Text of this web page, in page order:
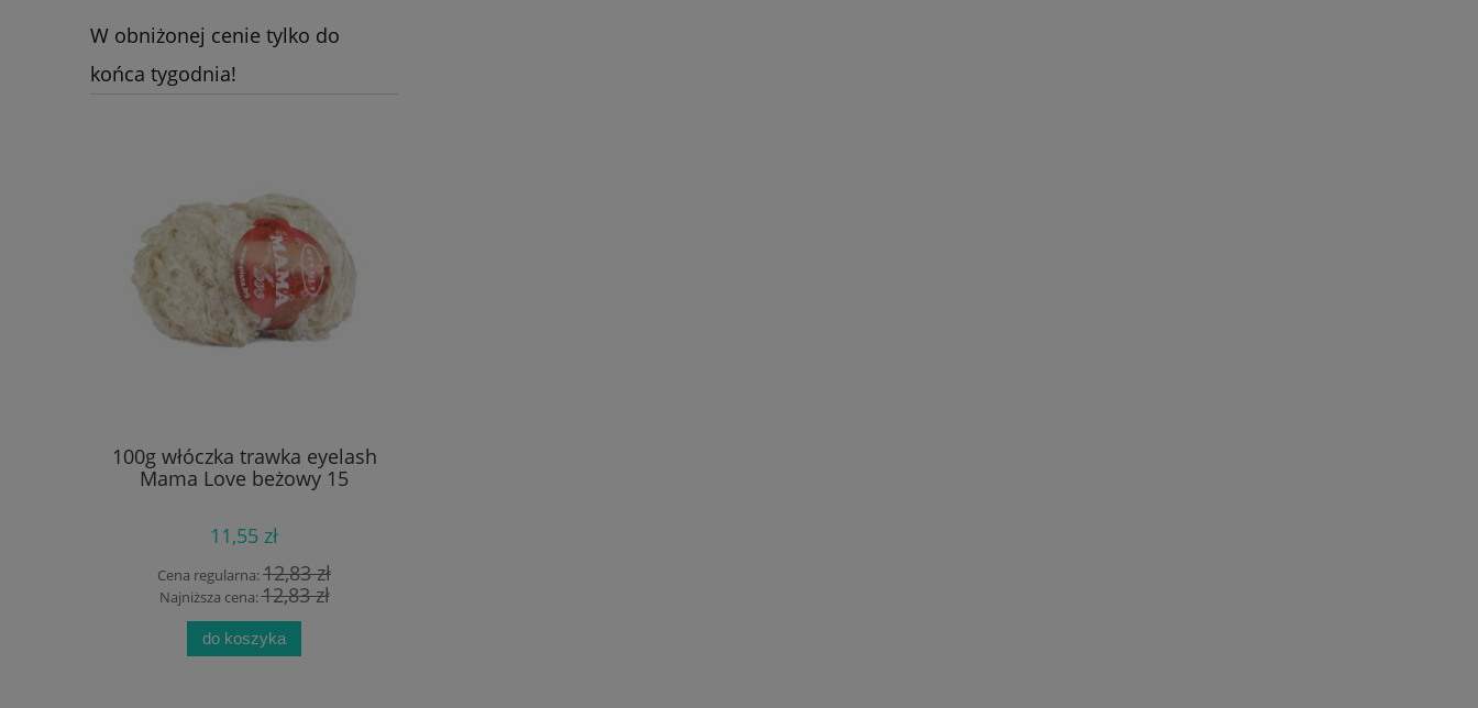
W obniżonej cenie tylko do
końca tygodnia!
100g włóczka trawka eyelash
Mama Love beżowy 15
11,55 zł
Cena regularna:12,83 zł
Najniższa cena:12,83 zł
do koszyka